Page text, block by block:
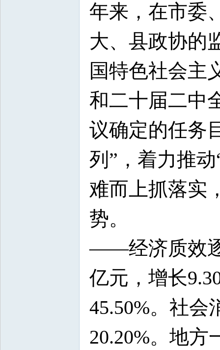
年来，在市委
大、县政协的
国特色社会主
和二十届二中
议确定的任务
列”，着力推
难而上抓落实
势。
——经济质效逐
亿元，增长
45.50%。社会
20.20%。地方